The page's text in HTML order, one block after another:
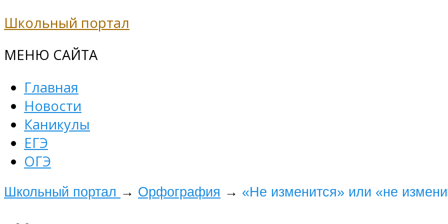
Школьный портал
МЕНЮ САЙТА
Главная
Новости
Каникулы
ЕГЭ
ОГЭ
Школьный портал → Орфография → «Не изменится» или «не